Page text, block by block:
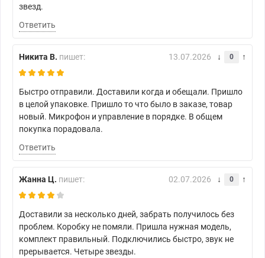
звезд.
Ответить
Никита В. пишет: 13.07.2026 0
Быстро отправили. Доставили когда и обещали. Пришло
в целой упаковке. Пришло то что было в заказе, товар
новый. Микрофон и управление в порядке. В общем
покупка порадовала.
Ответить
Жанна Ц. пишет: 02.07.2026 0
Доставили за несколько дней, забрать получилось без
проблем. Коробку не помяли. Пришла нужная модель,
комплект правильный. Подключились быстро, звук не
прерывается. Четыре звезды.